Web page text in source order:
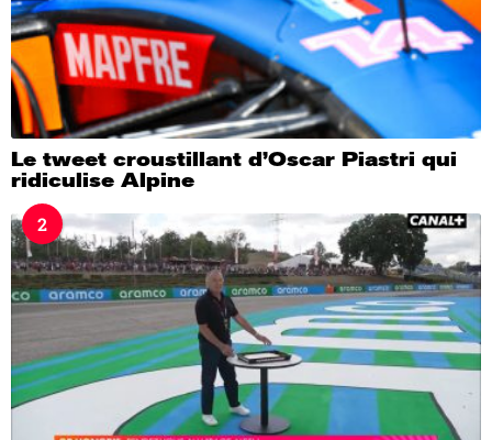
Le tweet croustillant d’Oscar Piastri qui
ridiculise Alpine
2